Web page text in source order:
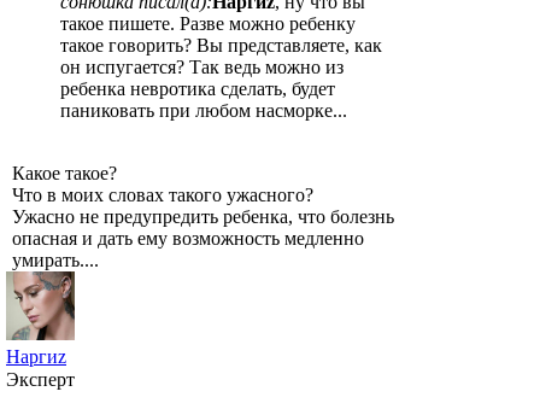
такое пишете. Разве можно ребенку
такое говорить? Вы представляете, как
он испугается? Так ведь можно из
ребенка невротика сделать, будет
паниковать при любом насморке...
Какое такое?
Что в моих словах такого ужасного?
Ужасно не предупредить ребенка, что болезнь
опасная и дать ему возможность медленно
умирать....
Наргиz
Эксперт